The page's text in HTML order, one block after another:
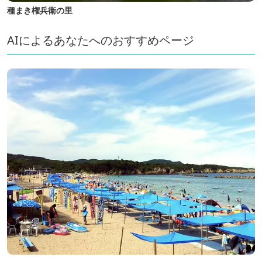
種まき権兵衛の里
AIによるあなたへのおすすめページ